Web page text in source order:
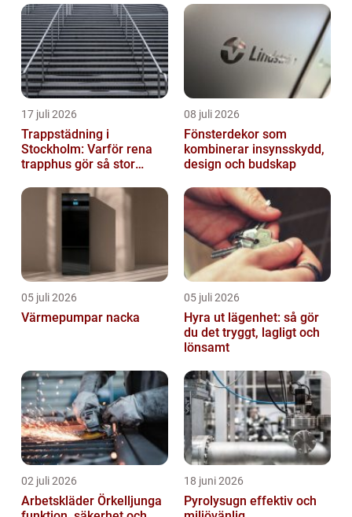
17 juli 2026
Trappstädning i
Stockholm: Varför rena
trapphus gör så stor
08 juli 2026
Fönsterdekor som
kombinerar insynsskydd,
design och budskap
05 juli 2026
Värmepumpar nacka
05 juli 2026
Hyra ut lägenhet: så gör
du det tryggt, lagligt och
lönsamt
02 juli 2026
Arbetskläder Örkelljunga
18 juni 2026
Pyrolysugn effektiv och